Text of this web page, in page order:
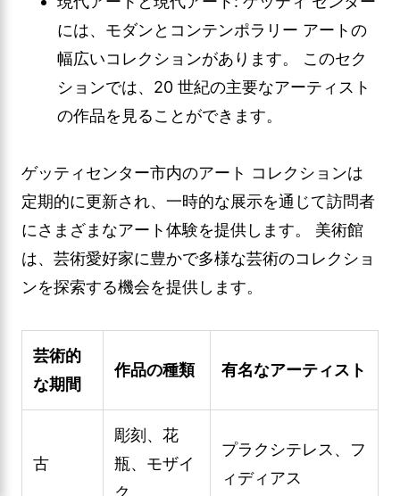
には、モダンとコンテンポラリー アートの
幅広いコレクションがあります。 このセク
ションでは、20 世紀の主要なアーティスト
の作品を見ることができます。
ゲッティセンター市内のアート コレクションは
定期的に更新され、一時的な展示を通じて訪問者
にさまざまなアート体験を提供します。 美術館
は、芸術愛好家に豊かで多様な芸術のコレクショ
ンを探索する機会を提供します。
芸術的
な期間
作品の種類 有名なアーティスト
古
彫刻、花
瓶、モザイ
ク
プラクシテレス、フ
ィディアス